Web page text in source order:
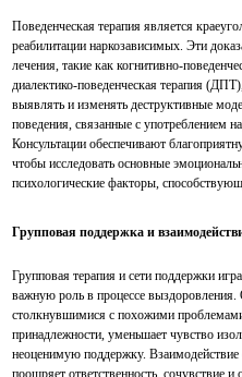
Поведенческая терапия является
реабилитации наркозависимых. Эти
лечения, такие как когнитивно-
диалектико-поведенческая терапия
выявлять и изменять деструктивные
поведения, связанные с употреблением
Консультации обеспечивают
чтобы исследовать основные
психологические факторы,
Групповая поддержка и
Групповая терапия и сети поддержки
важную роль в процессе
столкнувшимися с похожими
принадлежности, уменьшает чувство
неоценимую поддержку. Взаимодействие
поощряет ответственность, сочувствие и